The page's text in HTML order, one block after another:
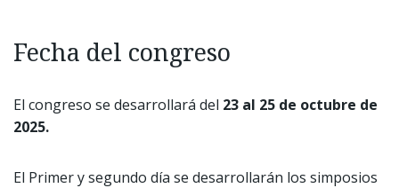
Fecha del congreso
El congreso se desarrollará del 23 al 25 de octubre de
2025.
El Primer y segundo día se desarrollarán los simposios